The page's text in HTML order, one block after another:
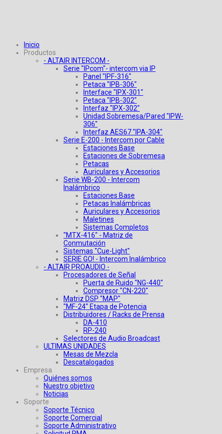
Inicio
Productos
- ALTAIR INTERCOM -
Serie "IPcom"- intercom via IP
Panel "IPF-316"
Petaca "IPB-306"
Interface "IPX-301"
Petaca "IPB-302"
Interfaz "IPX-302"
Unidad Sobremesa/Pared "IPW-
306"
Interfaz AES67 "IPA-304"
Serie E-200 - Intercom por Cable
Estaciones Base
Estaciones de Sobremesa
Petacas
Auriculares y Accesorios
Serie WB-200 - Intercom
Inalámbrico
Estaciones Base
Petacas Inalámbricas
Auriculares y Accesorios
Maletines
Sistemas Completos
"MTX-416" - Matriz de
Conmutación
Sistemas "Cue-Light"
SERIE GO! - Intercom Inalámbrico
- ALTAIR PROAUDIO -
Procesadores de Señal
Puerta de Ruido "NG-440"
Compresor "CN-220"
Matriz DSP "MAP"
"MF-24" Etapa de Potencia
Distribuidores / Racks de Prensa
DA-410
RP-240
Selectores de Audio Broadcast
ULTIMAS UNIDADES
Mesas de Mezcla
Descatalogados
Empresa
Quiénes somos
Nuestro objetivo
Noticias
Soporte
Soporte Técnico
Soporte Comercial
Soporte Administrativo